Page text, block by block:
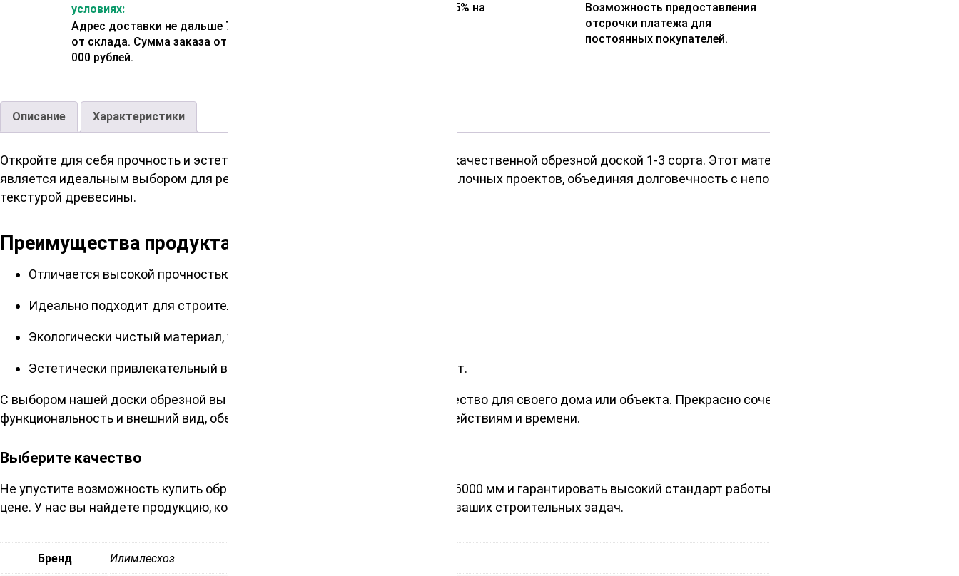
условиях:
Адрес доставки не дальше 70 км
от склада. Сумма заказа от 200
000 рублей.
Представляем скидку 5% на
Возможность предоставления
отсрочки платежа для
постоянных покупателей.
Описание Характеристики
Откройте для себя прочность и эстетику сибирской лиственницы с нашей качественной обрезной доской 1-3 сорта. Этот материал
является идеальным выбором для реализации ваших строительных и отделочных проектов, объединяя долговечность с неповторимой
текстурой древесины.
Преимущества продукта
Отличается высокой прочностью и долговечностью.
Идеально подходит для строительства заборов и обрешетки.
Экологически чистый материал, устойчивый к гниению и влаге.
Эстетически привлекательный внешний вид, добавляющий тепло и уют.
С выбором нашей доски обрезной вы делаете ставку на надежность и качество для своего дома или объекта. Прекрасно сочетает в себе
функциональность и внешний вид, обеспечивая стойкость к внешним воздействиям и времени.
Выберите качество
Не упустите возможность купить обрезную доску из лиственницы 25х150х6000 мм и гарантировать высокий стандарт работы по доступной
цене. У нас вы найдете продукцию, которая станет надежной основой для ваших строительных задач.
Бренд Илимлесхоз